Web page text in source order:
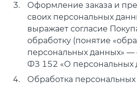
Оформление заказа и
своих персональных
выражает согласие
обработку (понятие
персональных данных» —
ФЗ 152 «О персональных
Обработка